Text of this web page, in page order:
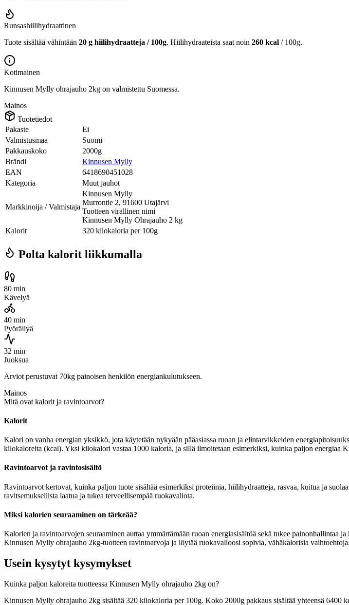
Runsashiilihydraattinen
Tuote sisältää vähintään 20 g hiilihydraatteja / 100g. Hiilihydraateista saat noin 260 kcal / 100g.
Kotimainen
Kinnusen Mylly ohrajauho 2kg on valmistettu Suomessa.
Mainos
Tuotetiedot
Pakaste
Ei
Valmistusmaa
Suomi
Pakkauskoko
2000g
Brändi
Kinnusen Mylly
EAN
6418690451028
Kategoria
Muut jauhot
Markkinoija / Valmistaja
Kinnusen Mylly
Murrontie 2, 91600 Utajärvi
Tuotteen virallinen nimi
Kinnusen Mylly Ohrajauho 2 kg
Kalorit
320 kilokaloria per 100g
Polta kalorit liikkumalla
80 min
Kävelyä
40 min
Pyöräilyä
32 min
Juoksua
Arviot perustuvat 70kg painoisen henkilön energiankulutukseen.
Mainos
Mitä ovat kalorit ja ravintoarvot?
Kalorit
Kalori on vanha energian yksikkö, jota käytetään nykyään pääasiassa ruoan ja elintarvikkeiden
kilokaloreita (kcal). Yksi kilokalori vastaa 1000 kaloria, ja sillä ilmoitetaan esimerkiksi, kuinka paljon energiaa
Ravintoarvot ja ravintosisältö
Ravintoarvot kertovat, kuinka paljon tuote sisältää esimerkiksi proteiinia, hiilihydraatteja, rasvaa, kuitua ja
ravitsemuksellista laatua ja tukea terveellisempää ruokavaliota.
Miksi kalorien seuraaminen on tärkeää?
Kalorien ja ravintoarvojen seuraaminen auttaa ymmärtämään ruoan energiasisältöä sekä tukee
Kinnusen Mylly ohrajauho 2kg-tuotteen ravintoarvoja ja löytää ruokavalioosi sopivia, vähäkalorisia vaihtoehtoja.
Usein kysytyt kysymykset
Kuinka paljon kaloreita tuotteessa Kinnusen Mylly ohrajauho 2kg on?
Kinnusen Mylly ohrajauho 2kg sisältää 320 kilokaloria per 100g. Koko 2000g pakkaus sisältää yhteensä 6400